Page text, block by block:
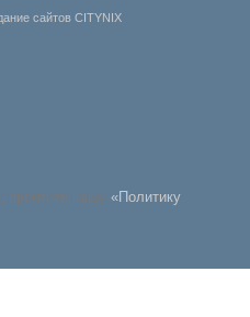
сайтов CITYNIX
прочтите нашу «Политику